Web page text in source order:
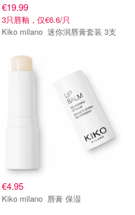
€19.99
3只唇釉，仅€6.6/只
Kiko milano 迷你润唇膏套装 3支
€4.95
Kiko milano 唇膏 保湿